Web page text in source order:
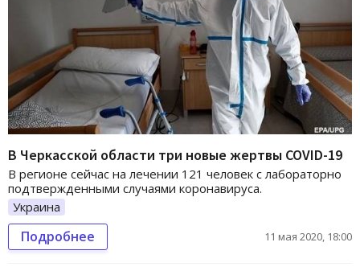
В Черкасской области три новые жертвы COVID-19
В регионе сейчас на лечении 121 человек с лабораторно
подтвержденными случаями коронавируса.
Украина
Подробнее 11 мая 2020, 18:00